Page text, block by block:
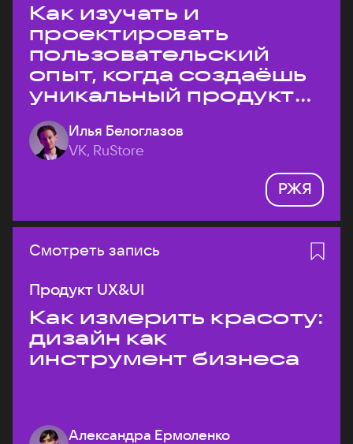
Как изучать и
проектировать
пользовательский
опыт, когда создаёшь
уникальный продукт
на рынке?
Илья Белоглазов
VK, RuStore
РЖЯ
Смотреть запись
Продукт UX&UI
Как измерить красоту:
дизайн как
инструмент бизнеса
Александра Ермоленко